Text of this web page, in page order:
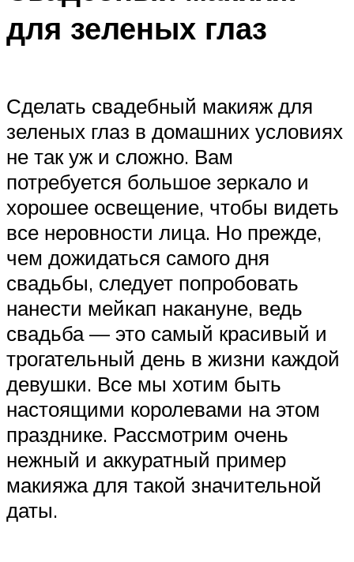
для зеленых глаз
Сделать свадебный макияж для
зеленых глаз в домашних условиях
не так уж и сложно. Вам
потребуется большое зеркало и
хорошее освещение, чтобы видеть
все неровности лица. Но прежде,
чем дожидаться самого дня
свадьбы, следует попробовать
нанести мейкап накануне, ведь
свадьба — это самый красивый и
трогательный день в жизни каждой
девушки. Все мы хотим быть
настоящими королевами на этом
празднике. Рассмотрим очень
нежный и аккуратный пример
макияжа для такой значительной
даты.